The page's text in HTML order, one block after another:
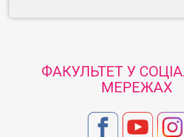
ФАКУЛЬТЕТ У
МЕРЕЖАХ